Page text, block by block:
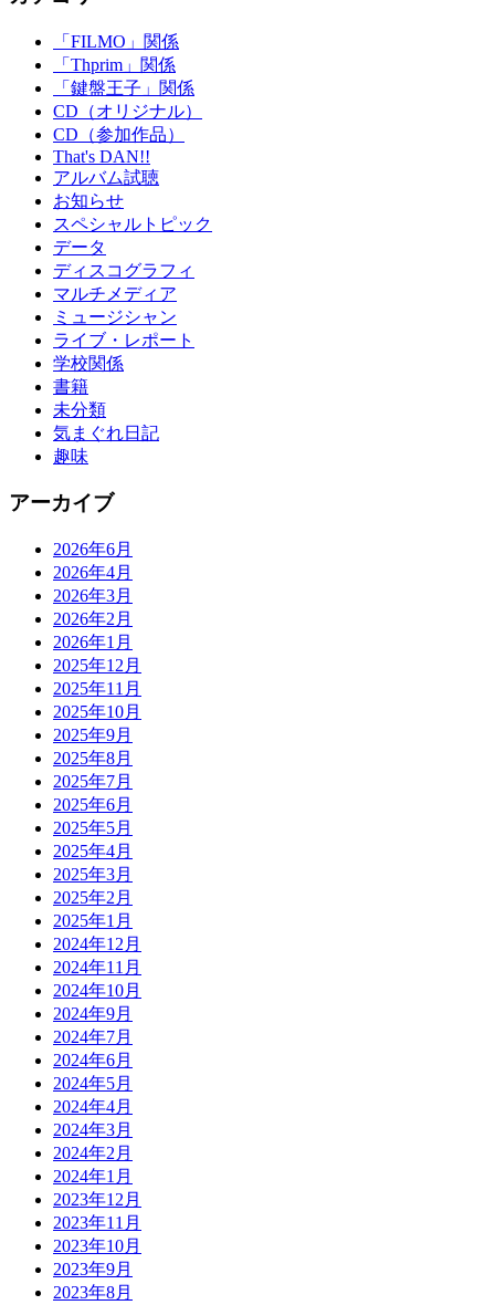
「FILMO」関係
「Thprim」関係
「鍵盤王子」関係
CD（オリジナル）
CD（参加作品）
That's DAN!!
アルバム試聴
お知らせ
スペシャルトピック
データ
ディスコグラフィ
マルチメディア
ミュージシャン
ライブ・レポート
学校関係
書籍
未分類
気まぐれ日記
趣味
アーカイブ
2026年6月
2026年4月
2026年3月
2026年2月
2026年1月
2025年12月
2025年11月
2025年10月
2025年9月
2025年8月
2025年7月
2025年6月
2025年5月
2025年4月
2025年3月
2025年2月
2025年1月
2024年12月
2024年11月
2024年10月
2024年9月
2024年7月
2024年6月
2024年5月
2024年4月
2024年3月
2024年2月
2024年1月
2023年12月
2023年11月
2023年10月
2023年9月
2023年8月